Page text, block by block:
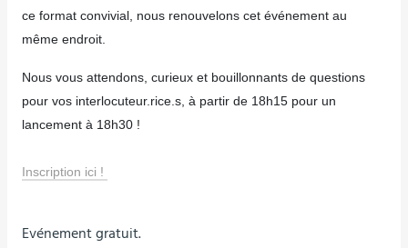
ce format convivial, nous renouvelons cet événement au
même endroit.
Nous vous attendons, curieux et bouillonnants de questions
pour vos interlocuteur.rice.s, à partir de 18h15 pour un
lancement à 18h30 !
Inscription ici !
Evénement gratuit.